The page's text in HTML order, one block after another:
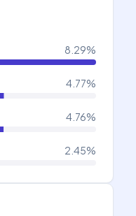
8.29%
4.77%
4.76%
2.45%